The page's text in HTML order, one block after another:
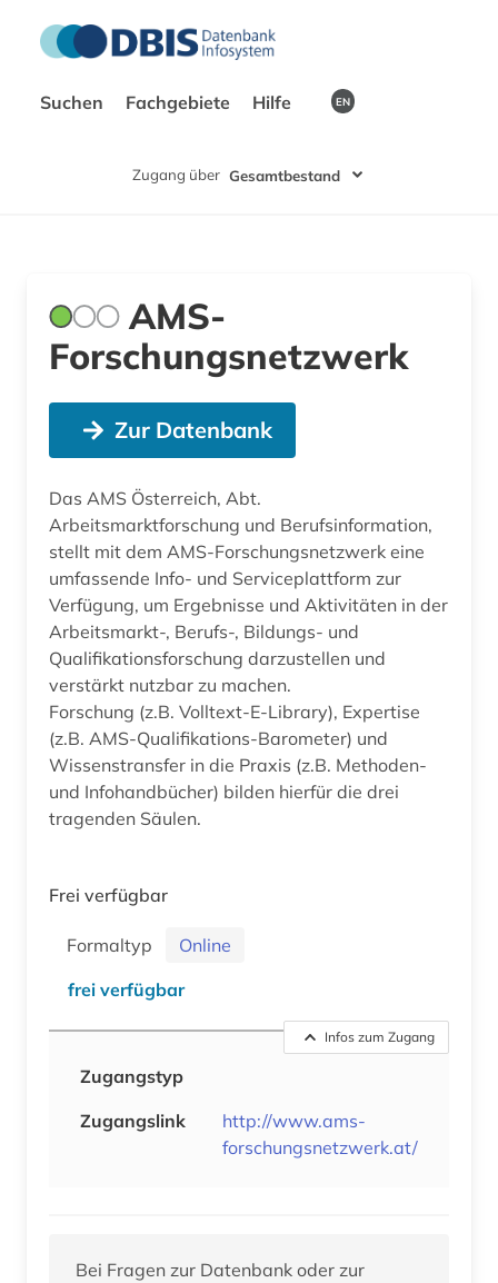
Suchen Fachgebiete Hilfe EN
Zugang über Gesamtbestand
AMS-
Forschungsnetzwerk
Zur Datenbank
Das AMS Österreich, Abt.
Arbeitsmarktforschung und Berufsinformation,
stellt mit dem AMS-Forschungsnetzwerk eine
umfassende Info- und Serviceplattform zur
Verfügung, um Ergebnisse und Aktivitäten in der
Arbeitsmarkt-, Berufs-, Bildungs- und
Qualifikationsforschung darzustellen und
verstärkt nutzbar zu machen.
Forschung (z.B. Volltext-E-Library), Expertise
(z.B. AMS-Qualifikations-Barometer) und
Wissenstransfer in die Praxis (z.B. Methoden-
und Infohandbücher) bilden hierfür die drei
tragenden Säulen.
Frei verfügbar
Formaltyp
Online
frei verfügbar
Infos zum Zugang
Zugangstyp
Zugangslink
http://www.ams-
forschungsnetzwerk.at/
Bei Fragen zur Datenbank oder zur